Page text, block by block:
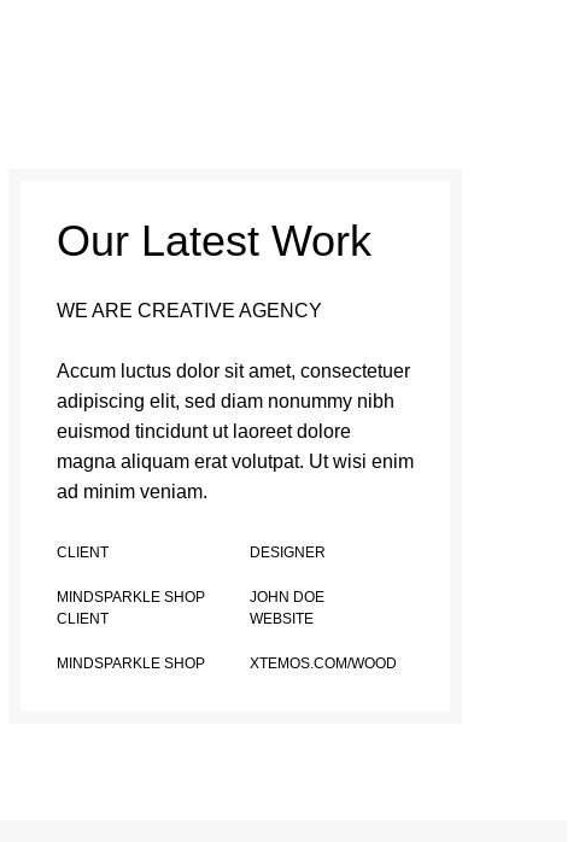
Our Latest Work
WE ARE CREATIVE AGENCY
Accum luctus dolor sit amet, consectetuer
adipiscing elit, sed diam nonummy nibh
euismod tincidunt ut laoreet dolore
magna aliquam erat volutpat. Ut wisi enim
ad minim veniam.
CLIENT
MINDSPARKLE SHOP
DESIGNER
JOHN DOE
CLIENT
MINDSPARKLE SHOP
WEBSITE
XTEMOS.COM/WOOD